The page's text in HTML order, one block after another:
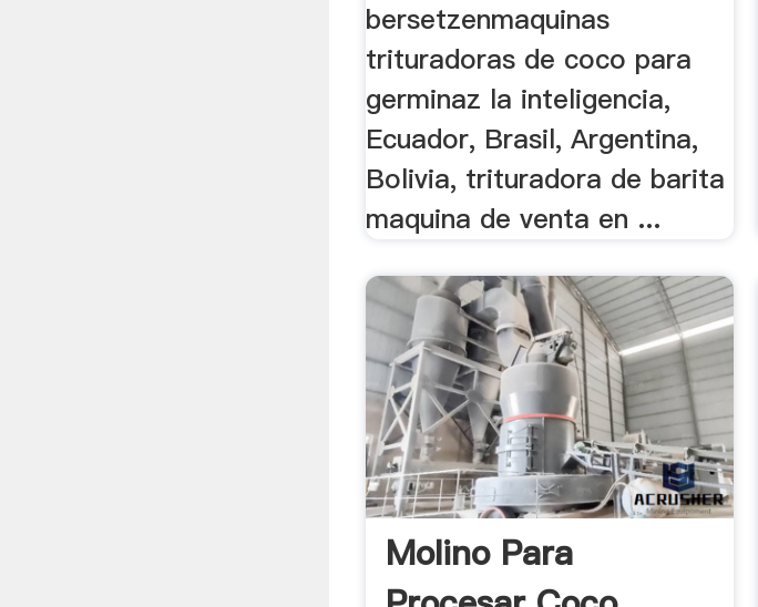
bersetzenmaquinas
trituradoras de coco para
germinaz la inteligencia,
Ecuador, Brasil, Argentina,
Bolivia, trituradora de barita
maquina de venta en ...
Molino Para